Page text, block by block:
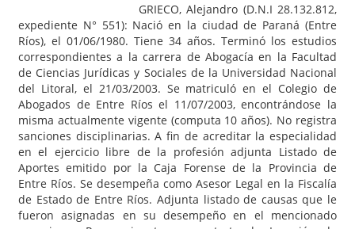
GRIECO, Alejandro (D.N.I 28.132.812,
expediente N° 551): Nació en la ciudad de Paraná (Entre
Ríos), el 01/06/1980. Tiene 34 años. Terminó los estudios
correspondientes a la carrera de Abogacía en la Facultad
de Ciencias Jurídicas y Sociales de la Universidad Nacional
del Litoral, el 21/03/2003. Se matriculó en el Colegio de
Abogados de Entre Ríos el 11/07/2003, encontrándose la
misma actualmente vigente (computa 10 años). No registra
sanciones disciplinarias. A fin de acreditar la especialidad
en el ejercicio libre de la profesión adjunta Listado de
Aportes emitido por la Caja Forense de la Provincia de
Entre Ríos. Se desempeña como Asesor Legal en la Fiscalía
de Estado de Entre Ríos. Adjunta listado de causas que le
fueron asignadas en su desempeño en el mencionado